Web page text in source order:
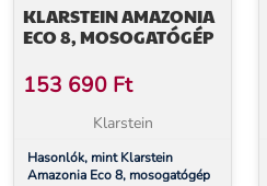
KLARSTEIN AMAZONIA
ECO 8, MOSOGATÓGÉP
153 690 Ft
Klarstein
Hasonlók, mint Klarstein
Amazonia Eco 8, mosogatógép